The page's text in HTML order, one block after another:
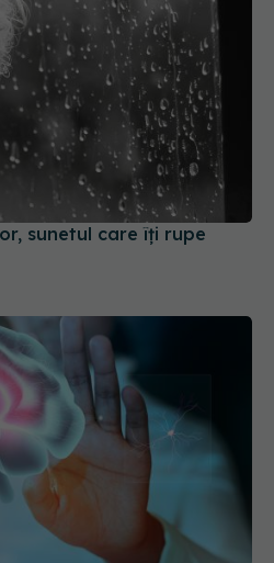
sunetul care îți rupe